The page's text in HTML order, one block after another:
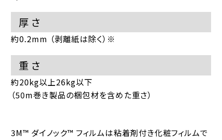
厚さ
約0.2mm （剥離紙は除く）※
重さ
約20kg以上26kg以下
（50m巻き製品の梱包材を含めた重さ）
3M™ ダイノック™ フィルムは粘着剤付き化粧フィルムで